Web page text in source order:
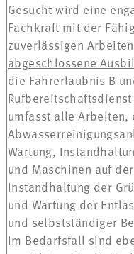
Gesucht wird eine
Fachkraft mit der
zuverlässigen
abgeschlossene
die Fahrerlaubnis B
umfasst alle
Wartung,
und Maschinen auf
Instandhaltung der
und Wartung der
und selbstständiger
Im Bedarfsfall sind